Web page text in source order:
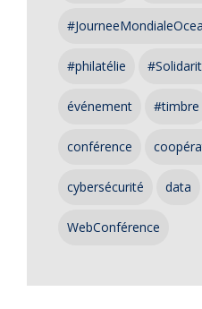
#philatélie
événement #timbre
conférence
cybersécurité data
WebConférence